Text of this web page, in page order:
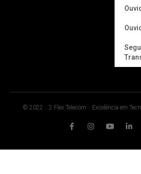
© 2022 :: 2 Flex Telecom :: Excelência em